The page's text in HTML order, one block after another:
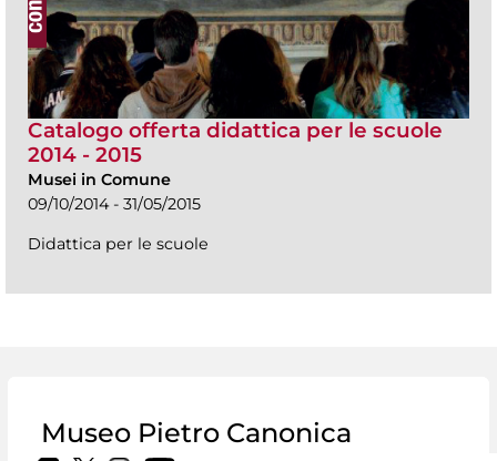
Catalogo offerta didattica per le scuole
2014 - 2015
Musei in Comune
09/10/2014 - 31/05/2015
Didattica per le scuole
Museo Pietro Canonica